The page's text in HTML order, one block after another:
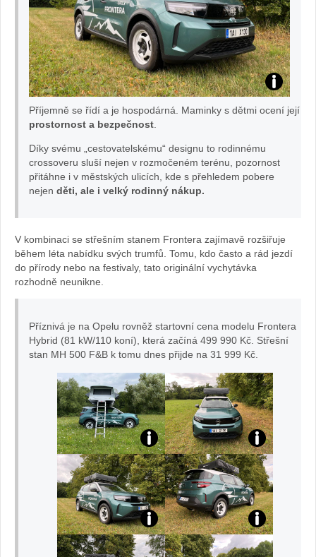
na
v
au
TE
pe
Fr
a:
fot
o
Že
na
v
au
Příjemně se řídí a je hospodárná. Maminky s dětmi ocení její
prostornost a bezpečnost
Díky svému „cestovatelskému“ designu to rodinnému
crossoveru sluší nejen v rozmočeném terénu, pozornost
přitáhne i v městských ulicích, kde s přehledem pobere
nejen děti, ale i velký rodinný nákup.
V kombinaci se střešním stanem Frontera zajímavě rozšiřuje
během léta nabídku svých trumfů. Tomu, kdo často a rád jezdí
do přírody nebo na festivaly, tato originální vychytávka
rozhodně neunikne.
Příznivá je na Opelu rovněž startovní cena modelu Frontera
Hybrid (81 kW/110 koní), která začíná 499 990 Kč. Střešní
stan MH 500 F&B k tomu dnes přijde na 31 999 Kč.